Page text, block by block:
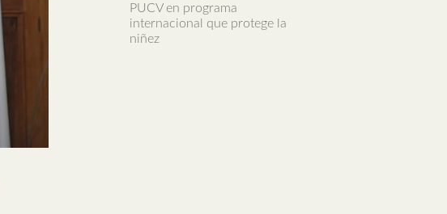
PUCV en programa
internacional que protege la
niñez